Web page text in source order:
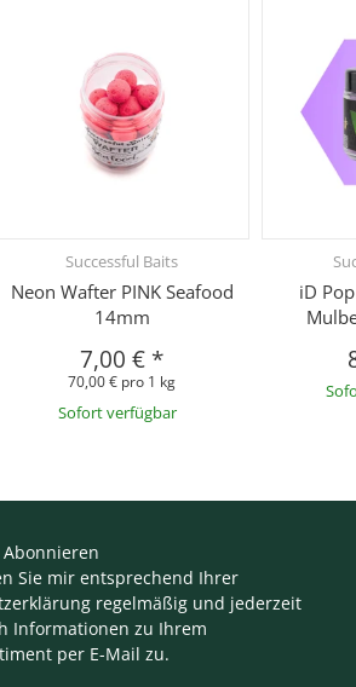
Successful Baits
Neon Wafter PINK Seafood
14mm
7,00 € *
70,00 € pro 1 kg
Sofort verfügbar
iD
Sie mir entsprechend Ihrer
regelmäßig und jederzeit
Informationen zu Ihrem
per E-Mail zu.